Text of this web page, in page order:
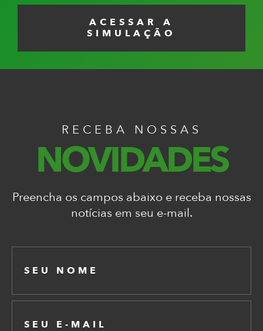
ACESSAR A
SIMULAÇÃO
RECEBA NOSSAS
NOVIDADES
Preencha os campos abaixo e receba nossas
notícias em seu e-mail.